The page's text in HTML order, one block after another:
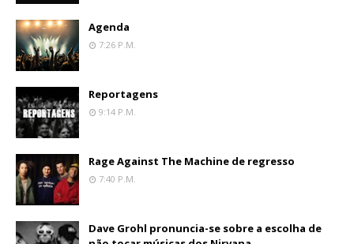
Agenda
7:26 P.m.
Reportagens
9:14 P.m.
Rage Against The Machine de regresso
7:40 P.m.
Dave Grohl pronuncia-se sobre a escolha de